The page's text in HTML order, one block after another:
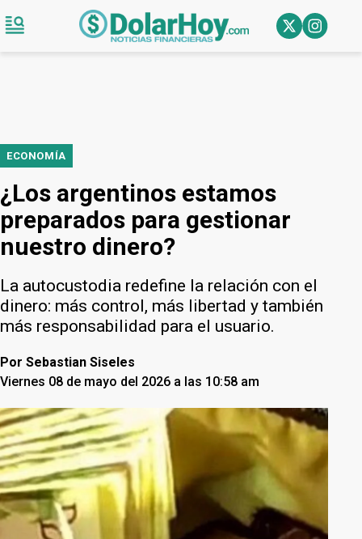
ECONOMÍA
¿Los argentinos estamos
preparados para gestionar
nuestro dinero?
La autocustodia redefine la relación con el
dinero: más control, más libertad y también
más responsabilidad para el usuario.
Por Sebastian Siseles
Viernes 08 de mayo del 2026 a las 10:58 am